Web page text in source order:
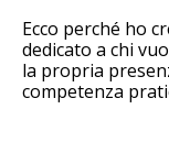
Ecco perché ho
dedicato a chi
la propria
competenza